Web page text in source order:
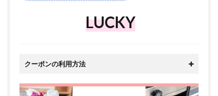
LUCKY
クーポンの利用方法